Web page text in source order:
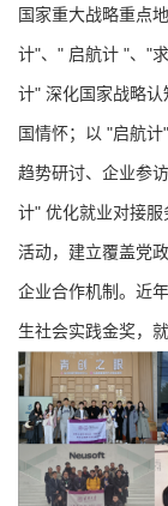
国家重大战略重点
计"、" 启航计 "、"
计" 深化国家战略
国情怀；以 "启航
趋势研讨、企业参
计" 优化就业对接
活动，建立覆盖党
企业合作机制。近
生社会实践金奖，